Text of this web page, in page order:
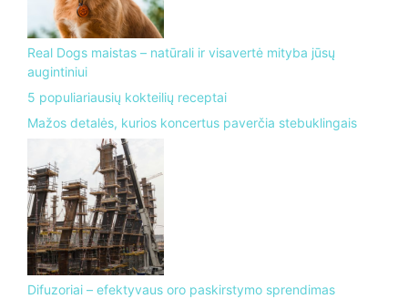
Real Dogs maistas – natūrali ir visavertė mityba jūsų
augintiniui
5 populiariausių kokteilių receptai
Mažos detalės, kurios koncertus paverčia stebuklingais
Difuzoriai – efektyvaus oro paskirstymo sprendimas